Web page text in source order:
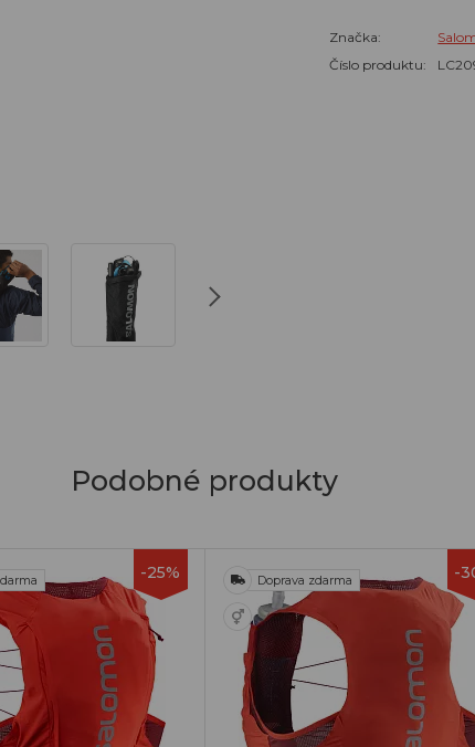
Značka:
Číslo produktu:
Podobné produkty
-25% -
Doprava zdarma